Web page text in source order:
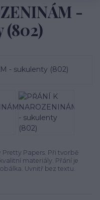
-
(802)
Papers. Při tvorbě
materiály. Přání je
Uvnitř bez textu.